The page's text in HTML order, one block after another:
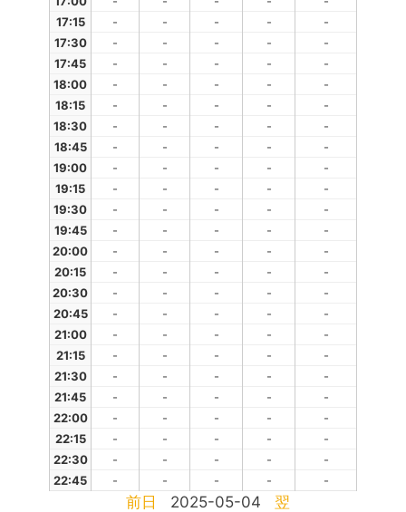
17:15
- - - -
-
17:30
- - - -
-
17:45
- - - -
-
18:00
- - - -
-
18:15
- - - -
-
18:30
- - - -
-
18:45
- - - -
-
19:00
- - - -
-
19:15
- - - -
-
19:30
- - - -
-
19:45
- - - -
-
20:00
- - - -
-
20:15
- - - -
-
20:30
- - - -
-
20:45
- - - -
-
21:00
- - - -
-
21:15
- - - -
-
21:30
- - - -
-
21:45
- - - -
-
22:00
- - - -
-
22:15
- - - -
-
22:30
- - - -
-
22:45
- - - - -
前日 2025-05-04
翌